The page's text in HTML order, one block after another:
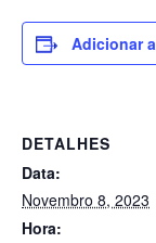
Adicionar
DETALHES
Data:
Novembro 8, 2023
Hora: